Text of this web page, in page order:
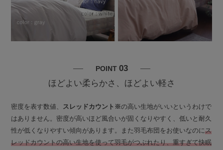
POINT 03
ほどよい柔らかさ、ほどよい軽さ
密度を表す数値、 スレッドカウント※の高い生地がいいというわけで
はありません。密度が高いほど風合いが固くなりやすく、低いと耐久
性が低くなりやすい傾向があります。また羽毛布団をお使いなのにス
レッドカウントの高い生地を使って羽毛がつぶれたり、重すぎて快眠